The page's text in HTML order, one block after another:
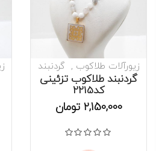
موجود است
زیورآلات طلاکوب گردنبند
گردنبند طلاکوب تزئینی
کد2215
2,150,000 تومان
نمره0از 5